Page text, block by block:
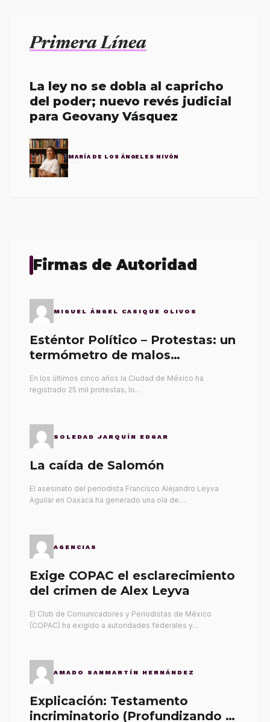
Primera Línea
La ley no se dobla al capricho
del poder; nuevo revés judicial
para Geovany Vásquez
MARÍA DE LOS ÁNGELES NIVÓN
Firmas de Autoridad
MIGUEL ÁNGEL CASIQUE OLIVOS
Esténtor Político – Protestas: un
termómetro de malos
En los últimos cinco años la Ciudad de México ha
registrado 25 mil protestas, lo…
SOLEDAD JARQUÍN EDGAR
La caída de Salomón
El asesinato del periodista Francisco Alejandro Leyva
Aguilar en Oaxaca ha generado una ola de…
AGENCIAS
Exige COPAC el esclarecimiento
del crimen de Alex Leyva
El Club de Comunicadores y Periodistas de México
(COPAC) ha exigido a autoridades federales y…
AMADO SANMARTÍN HERNÁNDEZ
Explicación: Testamento
incriminatorio (Profundizando su